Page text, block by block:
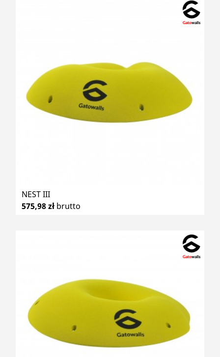
NEST III
575,98 zł brutto